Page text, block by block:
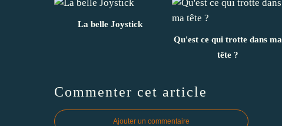
La belle Joystick
Qu'est ce qui trotte dans ma
tête ?
Commenter cet article
Ajouter un commentaire